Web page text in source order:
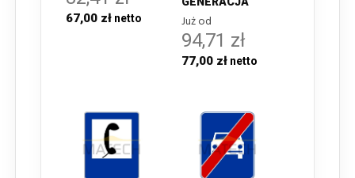
67,00 zł Już od
94,71 zł
77,00 zł